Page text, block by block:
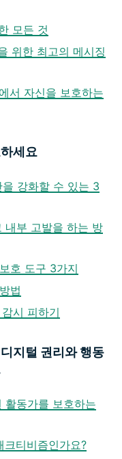
모든 것
위한 최고의 메시징
서 자신을 보호하는
세요
강화할 수 있는 3
내부 고발을 하는 방
호 도구 3가지
법
시 피하기
지털 권리와 행동
활동가를 보호하는
크티비즘인가요?